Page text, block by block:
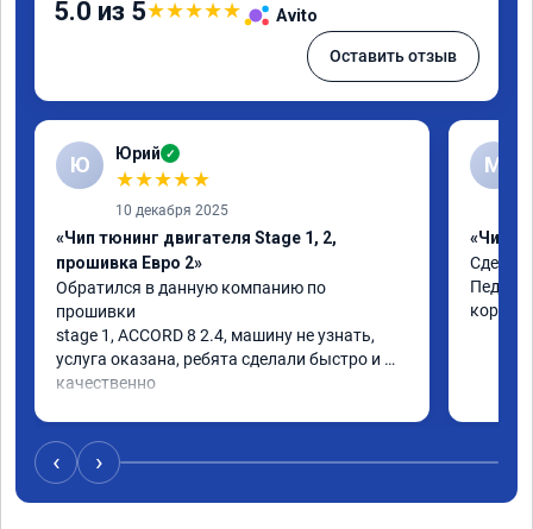
5.0 из 5★★★★★ Avito
Оставить отзыв
Ю Юрий ✓
★★★★★
10 декабря 2025
«Чип тюнинг двигателя Stage 1, 2,
прошивка Евро 2»
Обратился в данную компанию по
прошивки
stage 1, ACCORD 8 2.4, машину не узнать,
услуга оказана, ребята сделали быстро и
качественно
М
«Чип
Педаль
‹ ›